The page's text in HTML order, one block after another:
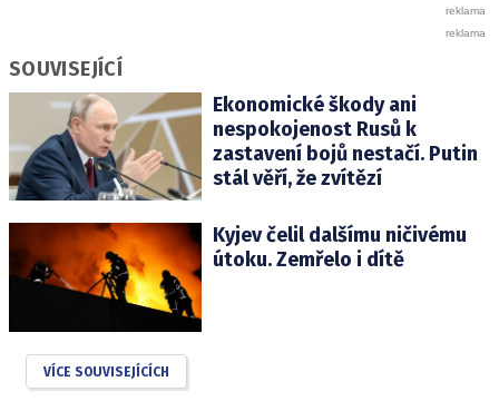
SOUVISEJÍCÍ
Ekonomické škody ani
nespokojenost Rusů k
zastavení bojů nestačí. Putin
stál věří, že zvítězí
Kyjev čelil dalšímu ničivému
útoku. Zemřelo i dítě
VÍCE SOUVISEJÍCÍCH